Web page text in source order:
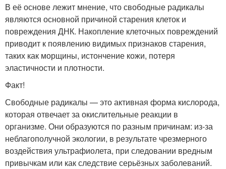
В её основе лежит мнение, что свободные радикалы
являются основной причиной старения клеток и
повреждения ДНК. Накопление клеточных повреждений
приводит к появлению видимых признаков старения,
таких как морщины, истончение кожи, потеря
эластичности и плотности.
Факт!
Свободные радикалы — это активная форма кислорода,
которая отвечает за окислительные реакции в
организме. Они образуются по разным причинам: из-за
неблагополучной экологии, в результате чрезмерного
воздействия ультрафиолета, при следовании вредным
привычкам или как следствие серьёзных заболеваний.